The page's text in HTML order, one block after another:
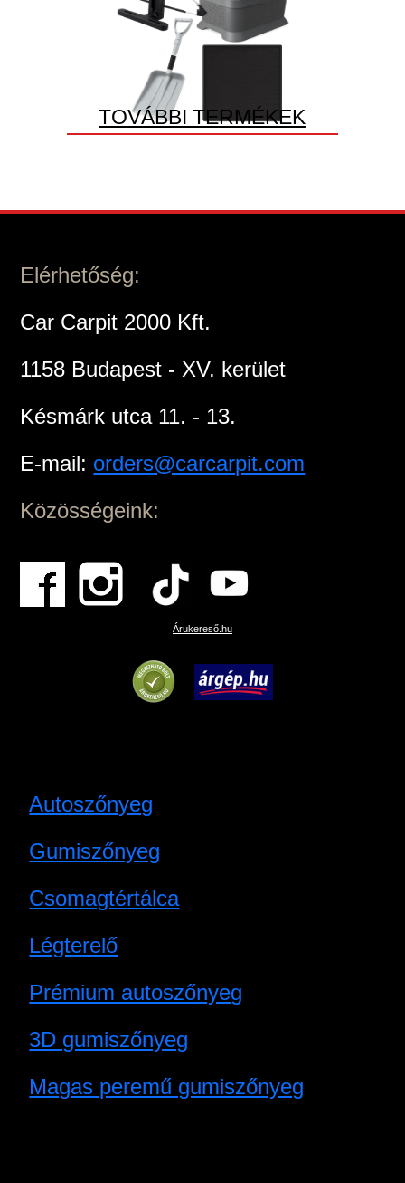
TOVÁBBI TERMÉKEK
Elérhetőség:
Car Carpit 2000 Kft.
1158 Budapest - XV. kerület
Késmárk utca 11. - 13.
E-mail: orders@carcarpit.com
Közösségeink:
Árukereső.hu
Autoszőnyeg
Gumiszőnyeg
Csomagtértálca
Légterelő
Prémium autoszőnyeg
3D gumiszőnyeg
Magas peremű gumiszőnyeg